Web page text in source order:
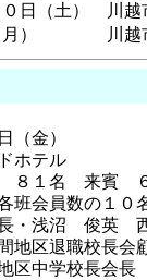
（土） 川越
） 川越市東
金）
テル
名 来賓 ６
員数の１０名
沼 俊英 西
長会顧問・
校長会長